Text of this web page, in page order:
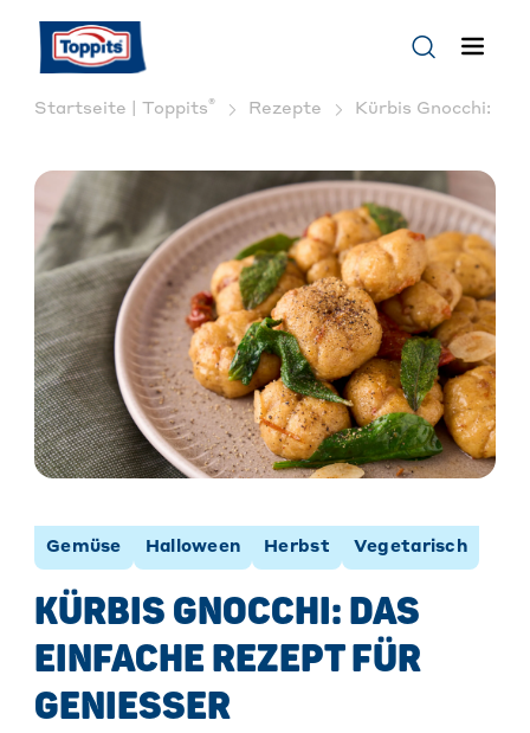
Startseite | Toppits® Rezepte Kürbis Gnocchi:
Gemüse Halloween Herbst Vegetarisch
KÜRBIS GNOCCHI: DAS
EINFACHE REZEPT FÜR
GENIESSER